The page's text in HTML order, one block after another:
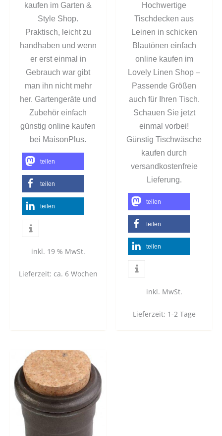
kaufen im Garten &
Style Shop.
Praktisch, leicht zu
handhaben und wenn
er erst einmal in
Gebrauch war gibt
man ihn nicht mehr
her. Gartengeräte und
Zubehör einfach
günstig online kaufen
bei MaisonPlus.
teilen
teilen
teilen
inkl. 19 % MwSt.
Lieferzeit: ca. 6 Wochen
Hochwertige
Tischdecken aus
Leinen in schicken
Blautönen einfach
online kaufen im
Lovely Linen Shop –
Passende Größen
auch für Ihren Tisch.
Schauen Sie jetzt
einmal vorbei!
Günstig Tischwäsche
kaufen durch
versandkostenfreie
Lieferung.
teilen
teilen
teilen
inkl. MwSt.
Lieferzeit: 1-2 Tage